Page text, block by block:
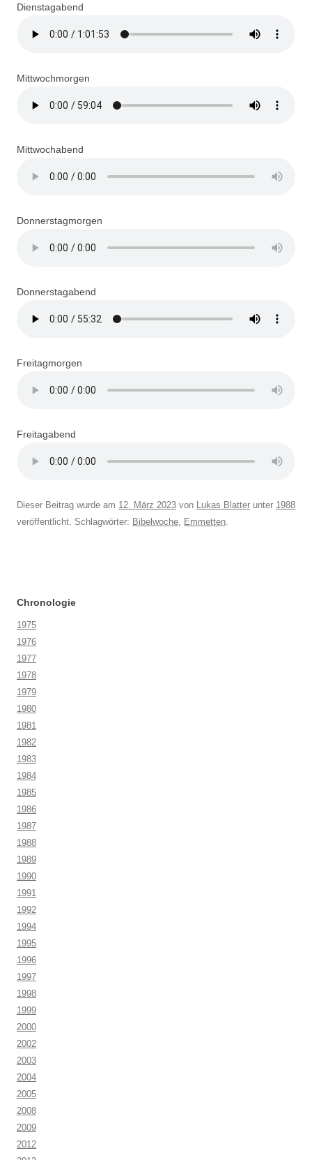
Dienstagabend
Mittwochmorgen
Mittwochabend
Donnerstagmorgen
Donnerstagabend
Freitagmorgen
Freitagabend
Dieser Beitrag wurde am 12. März 2023 von Lukas Blatter unter 1988
veröffentlicht. Schlagwörter: Bibelwoche Emmetten
Chronologie
1975
1976
1977
1978
1979
1980
1981
1982
1983
1984
1985
1986
1987
1988
1989
1990
1991
1992
1994
1995
1996
1997
1998
1999
2000
2002
2003
2004
2005
2008
2009
2012